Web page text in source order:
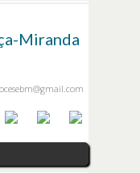
Miranda